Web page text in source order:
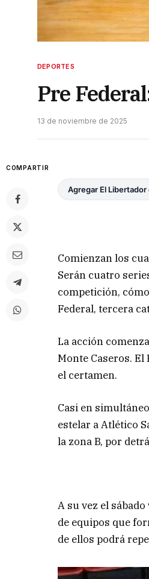
DEPORTES
Pre
13 de noviembre de 2025
COMPARTIR
Agregar El Libertador
Comienzan los
Serán cuatro
competición,
Federal, tercera
La acción
Monte Caseros.
el certamen.
Casi en
estelar a Atlético
la zona B, por
A su vez el
de equipos que
de ellos podrá